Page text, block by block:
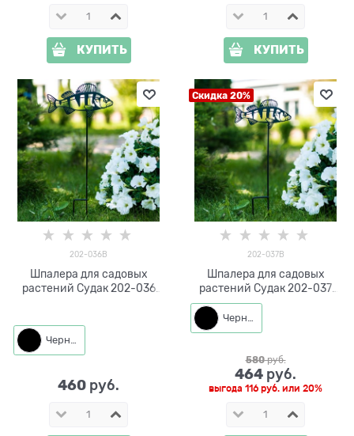
КУПИТЬ КУПИТЬ
202-036B
Шпалера для садовых
растений Судак 202-036
Черный
460 руб.
Скидка 20%
202-037B
Шпалера для садовых
растений Судак 202-037
h=60 см
Черный
580 руб.
464 руб.
выгода 116 руб. или 20%